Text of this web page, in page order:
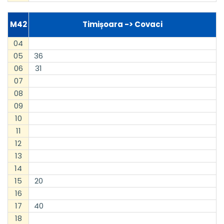
M42
Timișoara -> Covaci
04
05
36
06
31
07
08
09
10
11
12
13
14
15
20
16
17
40
18